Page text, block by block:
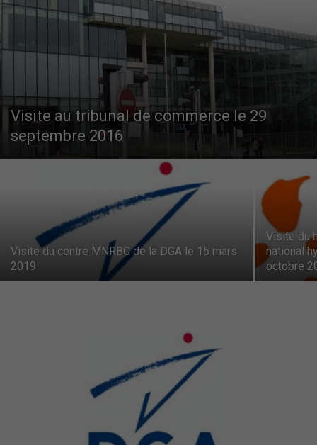
auditeurs
IHEDN
Région
de-
Visite au tribunal de commerce le 29
septembre 2016
Visite du centre MNRBC de la DGA le 15 mars
2019
Visite du
national
octobre